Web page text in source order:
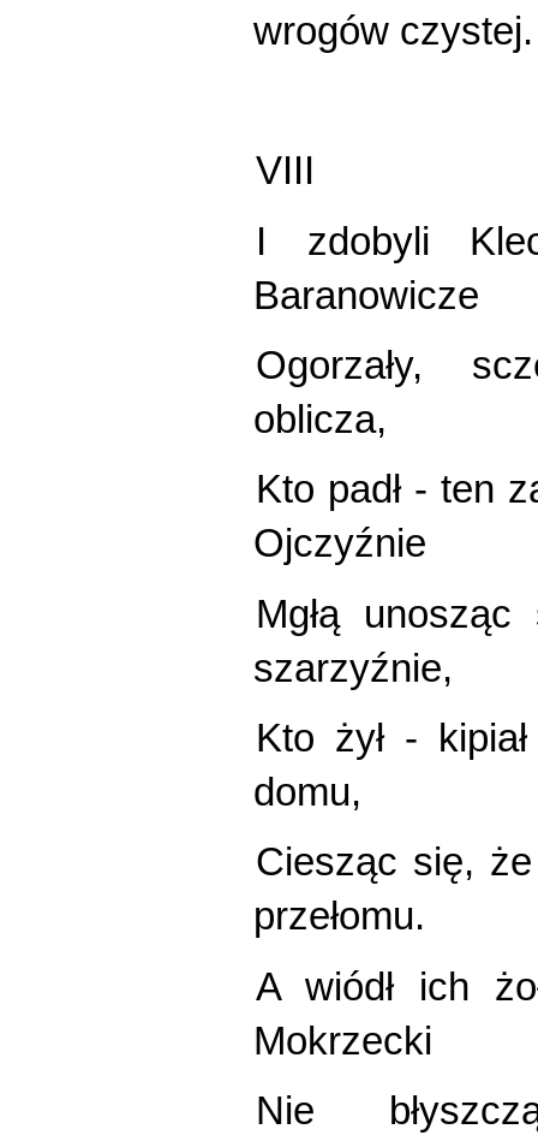
wrogów czystej.
VIII
I zdobyli
Baranowicze
Ogorzały,
oblicza,
Kto padł - ten
Ojczyźnie
Mgłą
szarzyźnie,
Kto żył -
domu,
Ciesząc się,
przełomu.
A wiódł ich
Mokrzecki
Nie